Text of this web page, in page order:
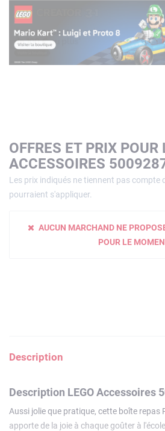
OFFRES ET PRIX POUR
ACCESSOIRES
Les prix indiqués ne tiennent pas compte
pourraient s'appliquer.
AUCUN MARCHAND NE
POUR LE
Description
Description LEGO Accessoires
Aussi jolie que pratique, cette boîte repas
apporte de la joie à chaque goûter à